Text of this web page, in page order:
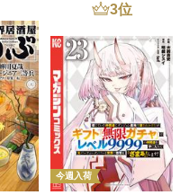
3位
今週入荷